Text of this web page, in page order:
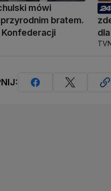
mówi
bratem.
Konfederacji